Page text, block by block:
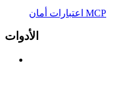
اعتبارات أمان MCP
الأدوات